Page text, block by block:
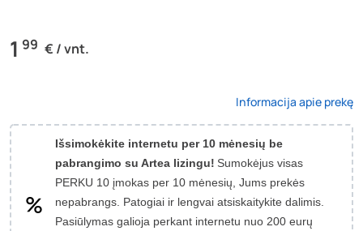
1 99 € / vnt.
Informacija apie prekę
Išsimokėkite internetu per 10 mėnesių be
pabrangimo su Artea lizingu! Sumokėjus visas
PERKU 10 įmokas per 10 mėnesių, Jums prekės
nepabrangs. Patogiai ir lengvai atsiskaitykite dalimis.
Pasiūlymas galioja perkant internetu nuo 200 eurų